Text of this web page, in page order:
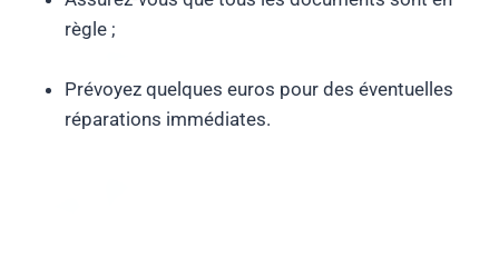
règle ;
Prévoyez quelques euros pour des éventuelles
réparations immédiates.